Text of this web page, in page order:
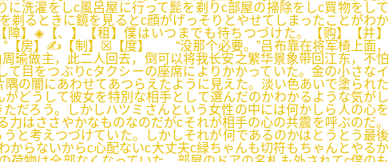
洗濯をしc風呂屋に行って髭を剃りc部屋の掃除をしc買物をして
剃るときに鏡を見るとc顔がげっそりとやせてしまったことがわか
】◈【、】【租】僕はいつまでも待ちつづけた。【购】【并】
【房】✍【制】☒【度】 “没那个必要。”吕布靠在将军椅上面，
瑜做主，此二人回去，倒可以将我长安之繁华景象带回江东，不怕
目をつぶりcタクシーの座席によりかかっていた。金の小さなイ
の闇にあわせてあつらえたように見えた。淡い色あいで塗られた
どうして彼女を特別な相手として選んだのかわかるような気がし
だろう。しかしハツミさんという女性の中には何かしら人の心を
はささやかなものなのだがcそれが相手の心の共震を呼ぶのだ。
と考えつづけていた。しかしそれが何であるのかはとうとう最後
らないからc心配ないc大丈夫c緑ちゃんも切符もちゃんとやるか